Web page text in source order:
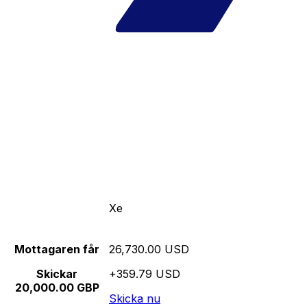
Xe
Mottagaren får
Skickar
20,000.00 GBP
26,730.00 USD
+359.79 USD
Skicka nu